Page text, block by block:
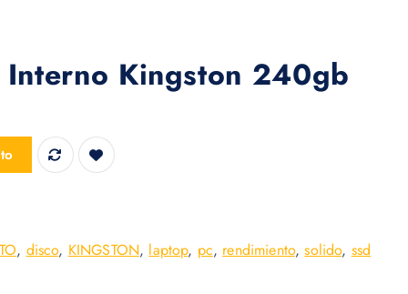
Kingston 240gb
240gb cantidad
, disco, KINGSTON, laptop, pc, rendimiento,solido, ssd